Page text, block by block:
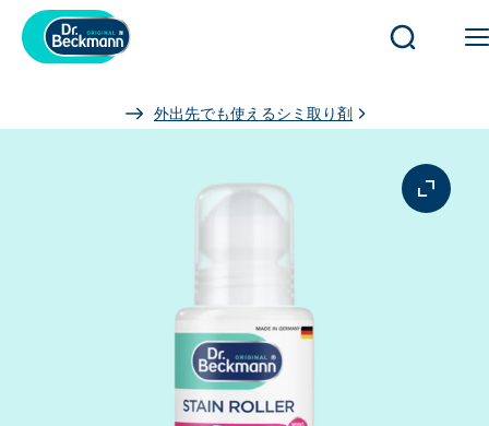
／
閉
じ
外出先でも使えるシミ取り剤